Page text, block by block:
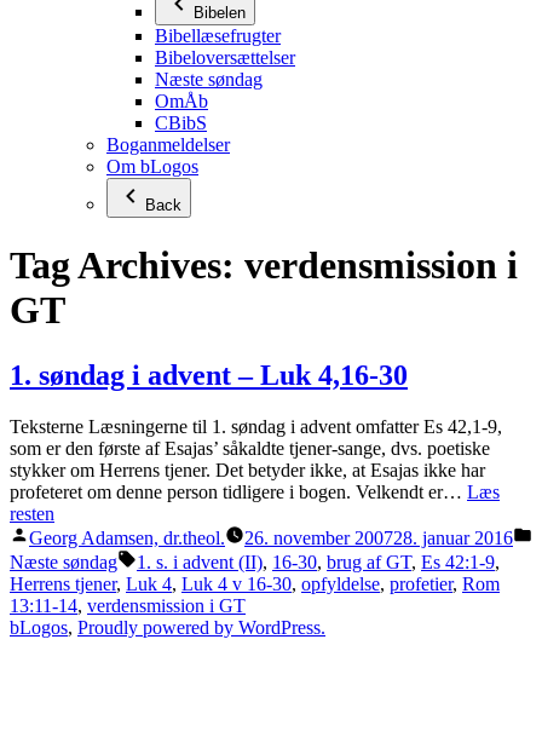
Bibelen
Bibellæsefrugter
Bibeloversættelser
Næste søndag
OmÅb
CBibS
Boganmeldelser
Om bLogos
Back
Tag Archives: verdensmission i
GT
1. søndag i advent – Luk 4,16-30
Teksterne Læsningerne til 1. søndag i advent omfatter Es 42,1-9,
som er den første af Esajas’ såkaldte tjener-sange, dvs. poetiske
stykker om Herrens tjener. Det betyder ikke, at Esajas ikke har
profeteret om denne person tidligere i bogen. Velkendt er… Læs
resten
Posted
by
Georg Adamsen, dr.theol. 26. november 200728. januar 2016
Næste søndag Tags:
1. s. i advent (II), 16-30, brug af GT, Es 42:1-9,
Herrens tjener, Luk 4, Luk 4 v 16-30, opfyldelse, profetier, Rom
13:11-14, verdensmission i GT
bLogos, Proudly powered by WordPress.